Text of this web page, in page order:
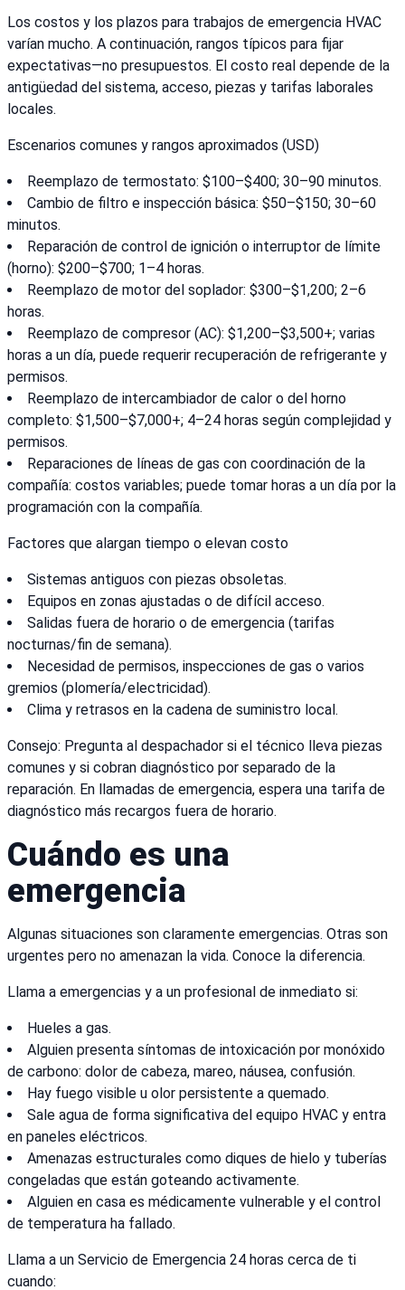
Los costos y los plazos para trabajos de emergencia HVAC
varían mucho. A continuación, rangos típicos para fijar
expectativas—no presupuestos. El costo real depende de la
antigüedad del sistema, acceso, piezas y tarifas laborales
locales.
Escenarios comunes y rangos aproximados (USD)
Reemplazo de termostato: $100–$400; 30–90 minutos.
Cambio de filtro e inspección básica: $50–$150; 30–60
minutos.
Reparación de control de ignición o interruptor de límite
(horno): $200–$700; 1–4 horas.
Reemplazo de motor del soplador: $300–$1,200; 2–6
horas.
Reemplazo de compresor (AC): $1,200–$3,500+; varias
horas a un día, puede requerir recuperación de refrigerante y
permisos.
Reemplazo de intercambiador de calor o del horno
completo: $1,500–$7,000+; 4–24 horas según complejidad y
permisos.
Reparaciones de líneas de gas con coordinación de la
compañía: costos variables; puede tomar horas a un día por la
programación con la compañía.
Factores que alargan tiempo o elevan costo
Sistemas antiguos con piezas obsoletas.
Equipos en zonas ajustadas o de difícil acceso.
Salidas fuera de horario o de emergencia (tarifas
nocturnas/fin de semana).
Necesidad de permisos, inspecciones de gas o varios
gremios (plomería/electricidad).
Clima y retrasos en la cadena de suministro local.
Consejo: Pregunta al despachador si el técnico lleva piezas
comunes y si cobran diagnóstico por separado de la
reparación. En llamadas de emergencia, espera una tarifa de
diagnóstico más recargos fuera de horario.
Cuándo es una
emergencia
Algunas situaciones son claramente emergencias. Otras son
urgentes pero no amenazan la vida. Conoce la diferencia.
Llama a emergencias y a un profesional de inmediato si:
Hueles a gas.
Alguien presenta síntomas de intoxicación por monóxido
de carbono: dolor de cabeza, mareo, náusea, confusión.
Hay fuego visible u olor persistente a quemado.
Sale agua de forma significativa del equipo HVAC y entra
en paneles eléctricos.
Amenazas estructurales como diques de hielo y tuberías
congeladas que están goteando activamente.
Alguien en casa es médicamente vulnerable y el control
de temperatura ha fallado.
Llama a un Servicio de Emergencia 24 horas cerca de ti
cuando: